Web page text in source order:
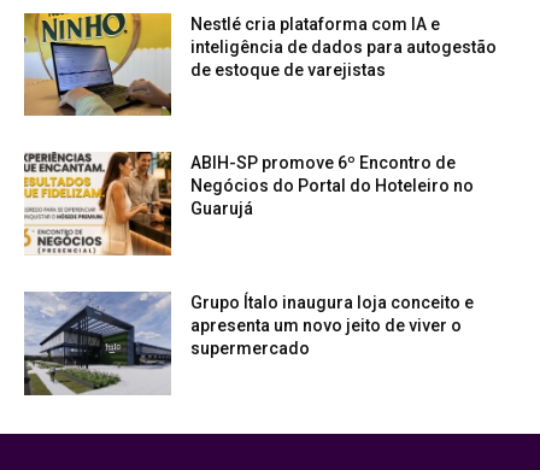
Nestlé cria plataforma com IA e
inteligência de dados para autogestão
de estoque de varejistas
ABIH-SP promove 6º Encontro de
Negócios do Portal do Hoteleiro no
Guarujá
Grupo Ítalo inaugura loja conceito e
apresenta um novo jeito de viver o
supermercado